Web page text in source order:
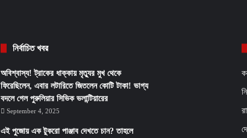
নির্বাচিত খবর
অবিশ্বাস্য! ট্রাকের ধাক্কায় মৃত্যুর মুখ থেকে
ফিরেছিলেন, এবার লটারিতে জিতলেন কোটি টাকা! ভাগ্য
বদলে গেল পুরুলিয়ার সিভিক ভলান্টিয়ারের
September 4, 2025
এই পুজোয় এক টুকরো পাঞ্জাব দেখতে চান? তাহলে